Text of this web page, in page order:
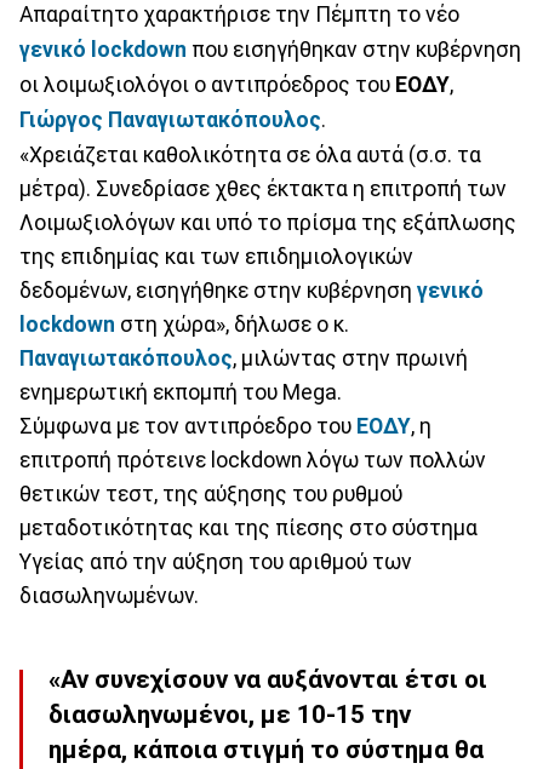
Απαραίτητο χαρακτήρισε την Πέμπτη το νέο
γενικό lockdown που εισηγήθηκαν στην κυβέρνηση
οι λοιμωξιολόγοι ο αντιπρόεδρος του ΕΟΔΥ,
Γιώργος Παναγιωτακόπουλος.
«Χρειάζεται καθολικότητα σε όλα αυτά (σ.σ. τα
μέτρα). Συνεδρίασε χθες έκτακτα η επιτροπή των
Λοιμωξιολόγων και υπό το πρίσμα της εξάπλωσης
της επιδημίας και των επιδημιολογικών
δεδομένων, εισηγήθηκε στην κυβέρνηση γενικό
lockdown στη χώρα», δήλωσε ο κ.
Παναγιωτακόπουλος, μιλώντας στην πρωινή
ενημερωτική εκπομπή του Mega.
Σύμφωνα με τον αντιπρόεδρο του ΕΟΔΥ, η
επιτροπή πρότεινε lockdown λόγω των πολλών
θετικών τεστ, της αύξησης του ρυθμού
μεταδοτικότητας και της πίεσης στο σύστημα
Υγείας από την αύξηση του αριθμού των
διασωληνωμένων.
«Αν συνεχίσουν να αυξάνονται έτσι οι
διασωληνωμένοι, με 10-15 την
ημέρα, κάποια στιγμή το σύστημα θα